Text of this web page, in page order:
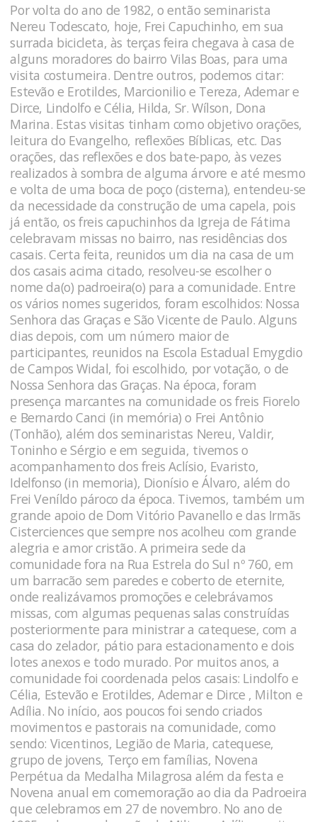
Por volta do ano de 1982, o então seminarista
Nereu Todescato, hoje, Frei Capuchinho, em sua
surrada bicicleta, às terças feira chegava à casa de
alguns moradores do bairro Vilas Boas, para uma
visita costumeira. Dentre outros, podemos citar:
Estevão e Erotildes, Marcionilio e Tereza, Ademar e
Dirce, Lindolfo e Célia, Hilda, Sr. Wílson, Dona
Marina. Estas visitas tinham como objetivo orações,
leitura do Evangelho, reflexões Bíblicas, etc. Das
orações, das reflexões e dos bate-papo, às vezes
realizados à sombra de alguma árvore e até mesmo
e volta de uma boca de poço (cisterna), entendeu-se
da necessidade da construção de uma capela, pois
já então, os freis capuchinhos da Igreja de Fátima
celebravam missas no bairro, nas residências dos
casais. Certa feita, reunidos um dia na casa de um
dos casais acima citado, resolveu-se escolher o
nome da(o) padroeira(o) para a comunidade. Entre
os vários nomes sugeridos, foram escolhidos: Nossa
Senhora das Graças e São Vicente de Paulo. Alguns
dias depois, com um número maior de
participantes, reunidos na Escola Estadual Emygdio
de Campos Widal, foi escolhido, por votação, o de
Nossa Senhora das Graças. Na época, foram
presença marcantes na comunidade os freis Fiorelo
e Bernardo Canci (in memória) o Frei Antônio
(Tonhão), além dos seminaristas Nereu, Valdir,
Toninho e Sérgio e em seguida, tivemos o
acompanhamento dos freis Aclísio, Evaristo,
Idelfonso (in memoria), Dionísio e Álvaro, além do
Frei Veníldo pároco da época. Tivemos, também um
grande apoio de Dom Vitório Pavanello e das Irmãs
Cisterciences que sempre nos acolheu com grande
alegria e amor cristão. A primeira sede da
comunidade fora na Rua Estrela do Sul nº 760, em
um barracão sem paredes e coberto de eternite,
onde realizávamos promoções e celebrávamos
missas, com algumas pequenas salas construídas
posteriormente para ministrar a catequese, com a
casa do zelador, pátio para estacionamento e dois
lotes anexos e todo murado. Por muitos anos, a
comunidade foi coordenada pelos casais: Lindolfo e
Célia, Estevão e Erotildes, Ademar e Dirce , Milton e
Adília. No início, aos poucos foi sendo criados
movimentos e pastorais na comunidade, como
sendo: Vicentinos, Legião de Maria, catequese,
grupo de jovens, Terço em famílias, Novena
Perpétua da Medalha Milagrosa além da festa e
Novena anual em comemoração ao dia da Padroeira
que celebramos em 27 de novembro. No ano de